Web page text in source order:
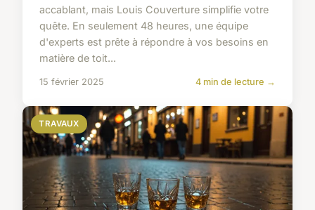
accablant, mais Louis Couverture simplifie votre
quête. En seulement 48 heures, une équipe
d'experts est prête à répondre à vos besoins en
matière de toit...
15 février 2025 4 min de lecture →
TRAVAUX